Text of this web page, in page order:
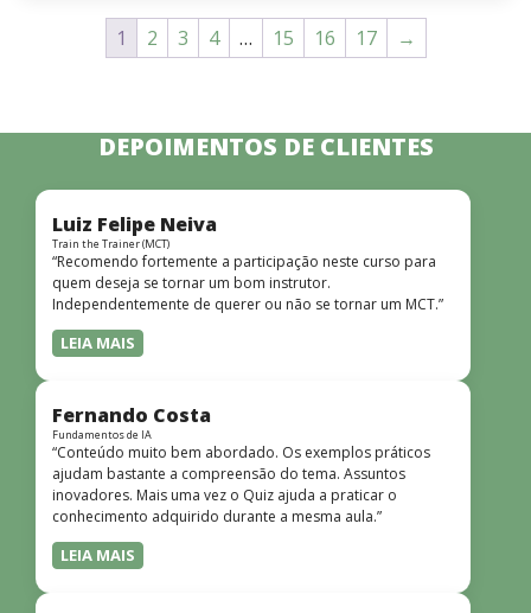
1 2 3 4 … 15 16 17 →
DEPOIMENTOS DE CLIENTES
Luiz Felipe Neiva
Train the Trainer (MCT)
“Recomendo fortemente a participação neste curso para
quem deseja se tornar um bom instrutor.
Independentemente de querer ou não se tornar um MCT.”
LEIA MAIS
Fernando Costa
Fundamentos de IA
“Conteúdo muito bem abordado. Os exemplos práticos
ajudam bastante a compreensão do tema. Assuntos
inovadores. Mais uma vez o Quiz ajuda a praticar o
conhecimento adquirido durante a mesma aula.”
LEIA MAIS